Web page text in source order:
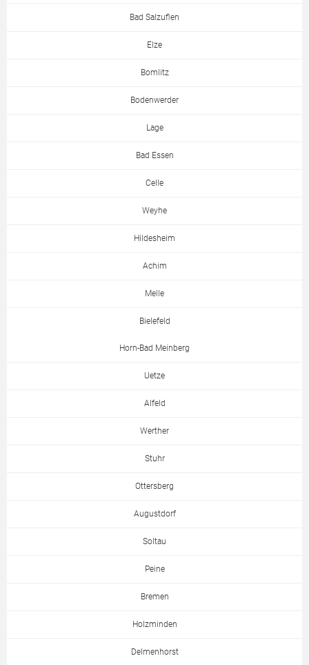
Bad Salzuflen
Elze
Bomlitz
Bodenwerder
Lage
Bad Essen
Celle
Weyhe
Hildesheim
Achim
Melle
Bielefeld
Horn-Bad Meinberg
Uetze
Alfeld
Werther
Stuhr
Ottersberg
Augustdorf
Soltau
Peine
Bremen
Holzminden
Delmenhorst